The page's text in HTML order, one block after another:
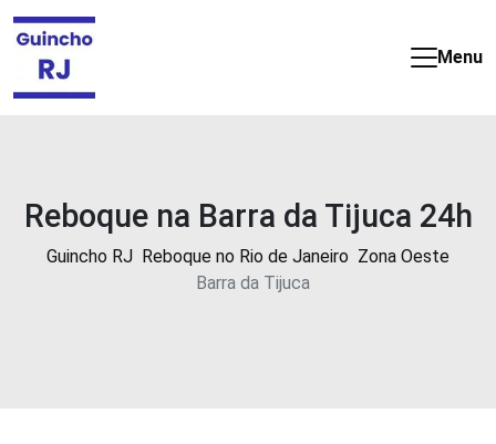
Guincho
no
Rio
de
Menu
Reboque na Barra da Tijuca 24h
Guincho RJ Reboque no Rio de Janeiro Zona Oeste
Barra da Tijuca